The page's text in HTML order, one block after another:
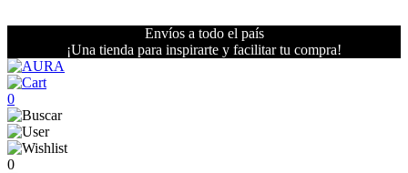
Envíos a todo el país
¡Una tienda para inspirarte y facilitar tu compra!
0
0